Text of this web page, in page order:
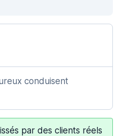
conduisent
par des clients réels